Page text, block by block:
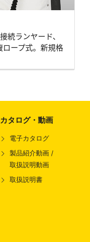
続ランヤード、
ープ式。新規格
カタログ・動画
電子カタログ
製品紹介動画 /
取扱説明動画
取扱説明書